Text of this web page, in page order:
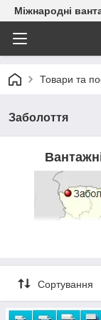
Міжнародні
Товари та
Заболоття
Сортування